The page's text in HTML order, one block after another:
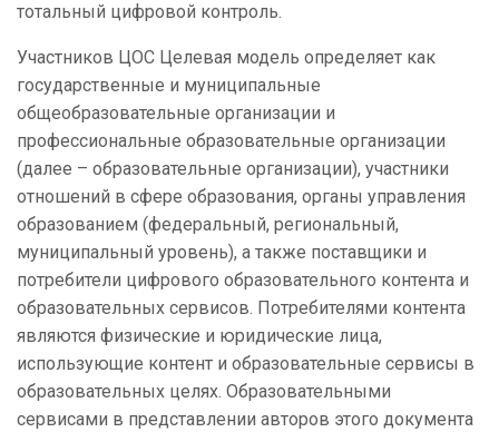
тотальный цифровой контроль.
Участников ЦОС Целевая модель определяет как
государственные и муниципальные
общеобразовательные организации и
профессиональные образовательные организации
(далее – образовательные организации), участники
отношений в сфере образования, органы управления
образованием (федеральный, региональный,
муниципальный уровень), а также поставщики и
потребители цифрового образовательного контента и
образовательных сервисов. Потребителями контента
являются физические и юридические лица,
использующие контент и образовательные сервисы в
образовательных целях. Образовательными
сервисами в представлении авторов этого документа